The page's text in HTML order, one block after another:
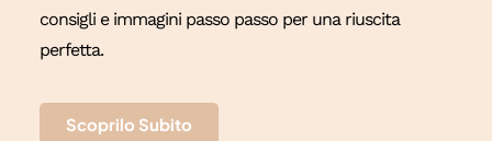
consigli e immagini passo passo per una riuscita
perfetta.
Scoprilo Subito